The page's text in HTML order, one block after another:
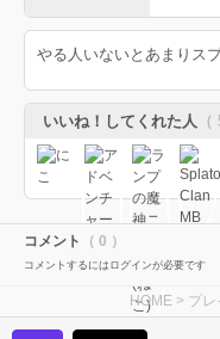
やる人いないとあまりス
いいね！してくれた人 （
コメント （ 0 ）
コメントするにはログインが必要です
HOME > プレ